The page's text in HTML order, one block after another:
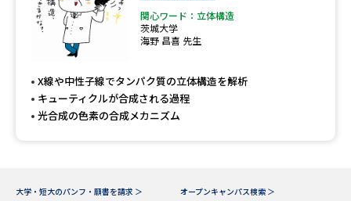
新生活お役立ちガイド
学問発見
関心ワード：立体構造
茨城大学
海野 昌喜 先生
X線や中性子線でタンパク質の立体構造を解析
キューティクルが合成される過程
光合成の色素の合成メカニズム
大学・短大のパンフ・願書を請求 ＞ オープンキャンパス検索 ＞